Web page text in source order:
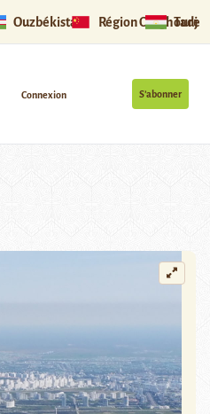
Ouzbékistan Région Ouïghoure
S’abonner
Connexion